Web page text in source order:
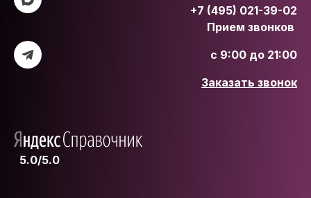
+7 (495) 021-39-02
Прием звонков
с 9:00 до 21:00
Заказать звонок
5.0/5.0